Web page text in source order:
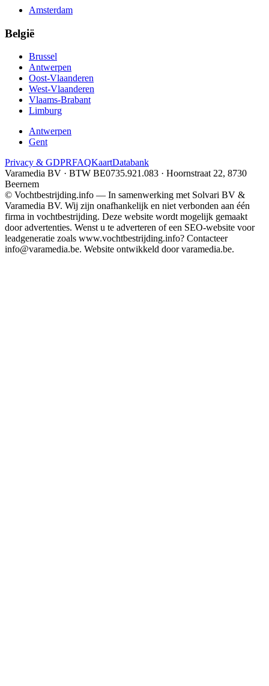
Amsterdam
België
Brussel
Antwerpen
Oost-Vlaanderen
West-Vlaanderen
Vlaams-Brabant
Limburg
Antwerpen
Gent
Privacy & GDPRFAQKaartDatabank
Varamedia BV · BTW BE0735.921.083 · Hoornstraat 22, 8730
Beernem
© Vochtbestrijding.info — In samenwerking met Solvari BV &
Varamedia BV. Wij zijn onafhankelijk en niet verbonden aan één
firma in vochtbestrijding. Deze website wordt mogelijk gemaakt
door advertenties. Wenst u te adverteren of een SEO-website voor
leadgeneratie zoals www.vochtbestrijding.info? Contacteer
info@varamedia.be. Website ontwikkeld door varamedia.be.